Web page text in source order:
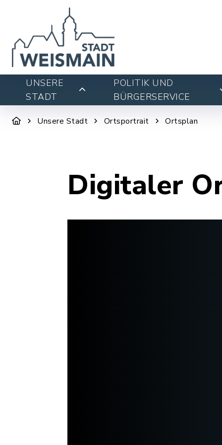
UNSERE
STADT
POLITIK UND
BÜRGERSERVICE
Unsere Stadt Ortsportrait Ortsplan
Digitaler